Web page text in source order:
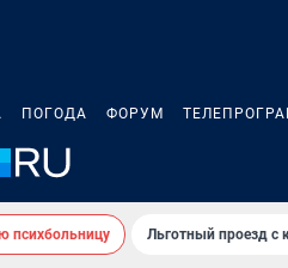
ПОГОДА ФОРУМ
психбольницу Льготный проезд с